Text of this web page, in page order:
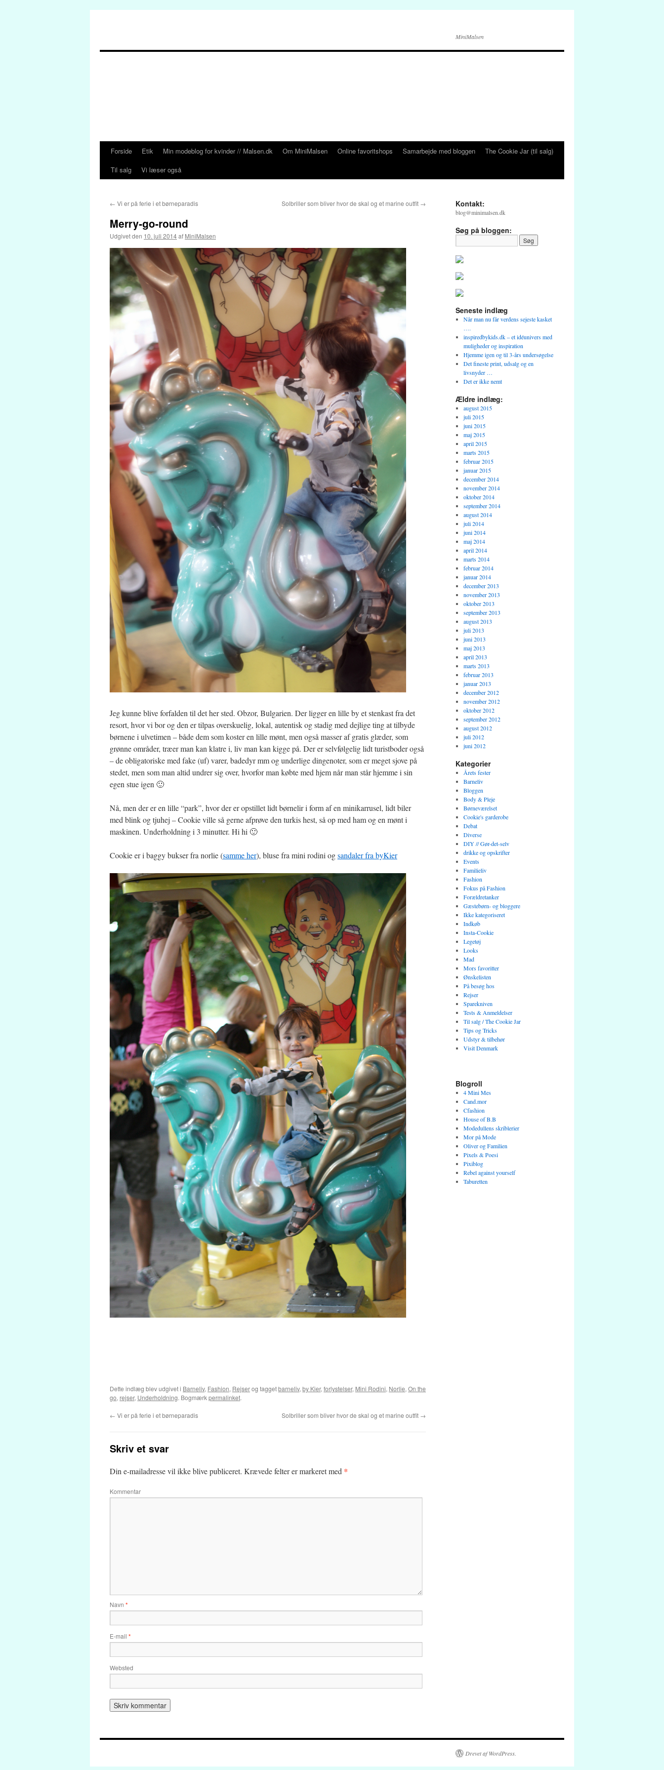
MiniMalsen
HopForside Etik Min modeblog for kvinder // Malsen.dk Om MiniMalsen Online favoritshops Samarbejde med bloggen
The Cookie Jar (til salg)
Til salg
Vi læser også
← Vi er på ferie i et børneparadis Solbriller som bliver hvor de skal og et marine outfit →
Merry-go-round
Udgivet den 10. juli 2014af MiniMalsen
Jeg kunne blive forfalden til det her sted. Obzor, Bulgarien. Der ligger en lille by et stenkast fra det
resort, hvor vi bor og den er tilpas overskuelig, lokal, autentisk og stadig med dejlige ting at tilbyde
børnene i ulvetimen – både dem som koster en lille mønt, men også masser af gratis glæder, som
grønne områder, træer man kan klatre i, liv man kan kigge på. Der er selvfølgelig lidt turistboder også
– de obligatoriske med fake (uf) varer, badedyr mm og underlige dingenoter, som er meget sjove på
stedet, men som man altid undrer sig over, hvorfor man købte med hjem når man står hjemme i sin
egen stue igen 🙂
Nå, men der er en lille “park”, hvor der er opstillet lidt børnelir i form af en minikarrusel, lidt biler
med blink og tjuhej – Cookie ville så gerne afprøve den turkis hest, så op med ham og en mønt i
maskinen. Underholdning i 3 minutter. Hi hi 🙂
Cookie er i baggy bukser fra norlie (samme her), bluse fra mini rodini ogsandaler fra byKier
Dette indlæg blev udgivet i Barneliv, Fashion, Rejserog taggetbarneliv, by Kier, forlystelser, Mini Rodini, Norlie, On the
go, rejser, Underholdning. Bogmærkpermalinket.
← Vi er på ferie i et børneparadis Solbriller som bliver hvor de skal og et marine outfit →
Skriv et svar
Din e-mailadresse vil ikke blive publiceret. Krævede felter er markeret med *
Kommentar
Navn *
E-mail *
Websted
Kontakt:
blog@minimalsen.dk
Søg på bloggen:
Seneste indlæg
Når man nu får verdens sejeste kasket
….
inspiredbykids.dk – et idéunivers med
muligheder og inspiration
Hjemme igen og til 3-års undersøgelse
Det fineste print, udsalg og en
livsnyder …
Det er ikke nemt
Ældre indlæg:
august 2015
juli 2015
juni 2015
maj 2015
april 2015
marts 2015
februar 2015
januar 2015
december 2014
november 2014
oktober 2014
september 2014
august 2014
juli 2014
juni 2014
maj 2014
april 2014
marts 2014
februar 2014
januar 2014
december 2013
november 2013
oktober 2013
september 2013
august 2013
juli 2013
juni 2013
maj 2013
april 2013
marts 2013
februar 2013
januar 2013
december 2012
november 2012
oktober 2012
september 2012
august 2012
juli 2012
juni 2012
Kategorier
Årets fester
Barneliv
Bloggen
Body & Pleje
Børneværelset
Cookie's garderobe
Debat
Diverse
DIY // Gør-det-selv
drikke og opskrifter
Events
Familieliv
Fashion
Fokus på Fashion
Forældretanker
Gæstebørn- og bloggere
Ikke kategoriseret
Indkøb
Insta-Cookie
Legetøj
Looks
Mad
Mors favoritter
Ønskelisten
På besøg hos
Rejser
Sparekniven
Tests & Anmeldelser
Til salg / The Cookie Jar
Tips og Tricks
Udstyr & tilbehør
Visit Denmark
Blogroll
4 Mini Mes
Cand.mor
Cfashion
House of B.B
Modedullens skriblerier
Mor på Mode
Oliver og Familien
Pixels & Poesi
Pixiblog
Rebel against yourself
Taburetten
Drevet af WordPress.